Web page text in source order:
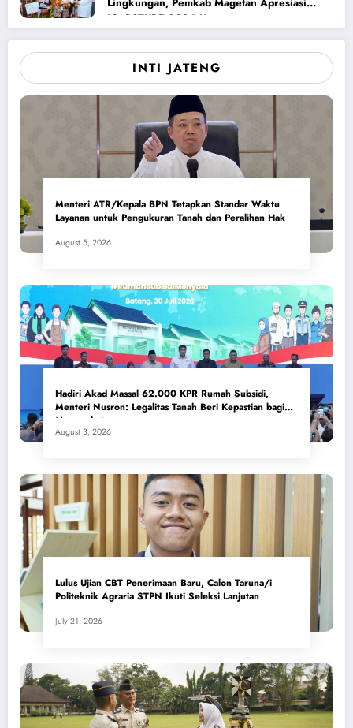
ICAPSTURE 2026 Unesa
INTI JATENG
Menteri ATR/Kepala BPN Tetapkan Standar Waktu
Layanan untuk Pengukuran Tanah dan Peralihan Hak
August 5, 2026
Hadiri Akad Massal 62.000 KPR Rumah Subsidi,
Menteri Nusron: Legalitas Tanah Beri Kepastian bagi
Masyarakat
August 3, 2026
Lulus Ujian CBT Penerimaan Baru, Calon Taruna/i
Politeknik Agraria STPN Ikuti Seleksi Lanjutan
July 21, 2026